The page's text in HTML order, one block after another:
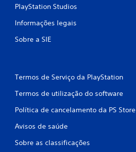
PlayStation Studios
Informações legais
Sobre a SIE
Termos de Serviço da PlayStation
Termos de utilização do software
Política de cancelamento da PS Store
Avisos de saúde
Sobre as classificações